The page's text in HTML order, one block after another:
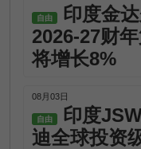
自由
印度金
2026-27财
将增长8%
08月03日
自由
印度
迪全球投资